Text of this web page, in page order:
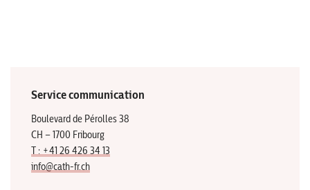
Service communication
Boulevard de Pérolles 38
CH – 1700 Fribourg
T : +41 26 426 34 13
info@cath-fr.ch